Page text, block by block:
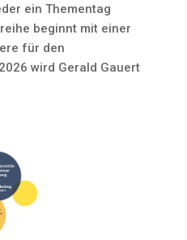
ein Thementag
beginnt mit einer
für den
wird Gerald Gauert